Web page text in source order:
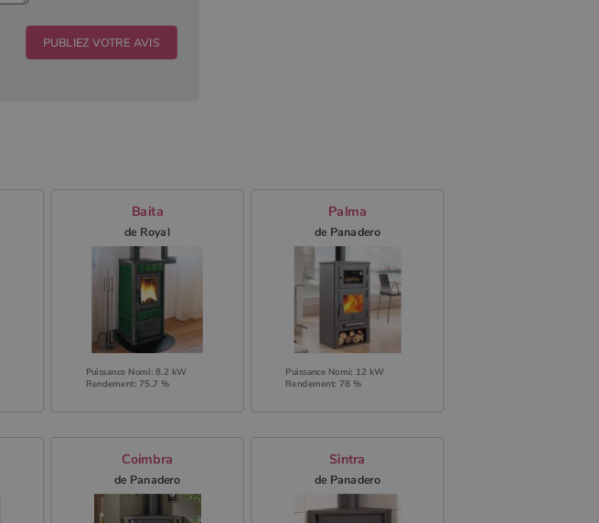
Baita
de Royal
Puissance Nomi: 8.2 kW
Rendement: 75.7 %
Palma
de Panadero
Puissance Nomi: 12 kW
Rendement: 78 %
Coimbra
de Panadero
Sintra
de Panadero